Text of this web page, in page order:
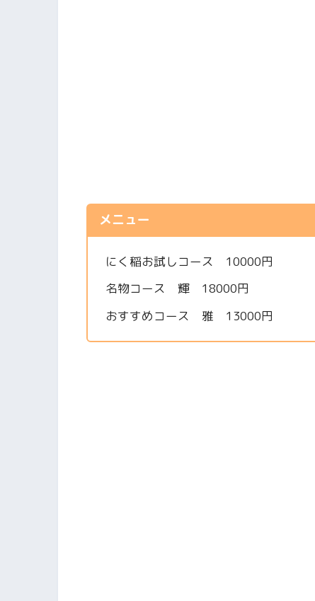
メニュー
にく稲お試しコース 10000円
名物コース 輝 18000円
おすすめコース 雅 13000円